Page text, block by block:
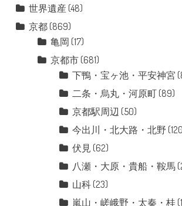
世界遺産 (48)
京都(869)
亀岡 (17)
京都市(681)
下鴨・宝ヶ池・平安神宮
二条・烏丸・河原町(89)
京都駅周辺 (50)
今出川・北大路・北野
伏見 (62)
八瀬・大原・貴船・鞍馬
山科(23)
嵐山・嵯峨野・太秦・桂